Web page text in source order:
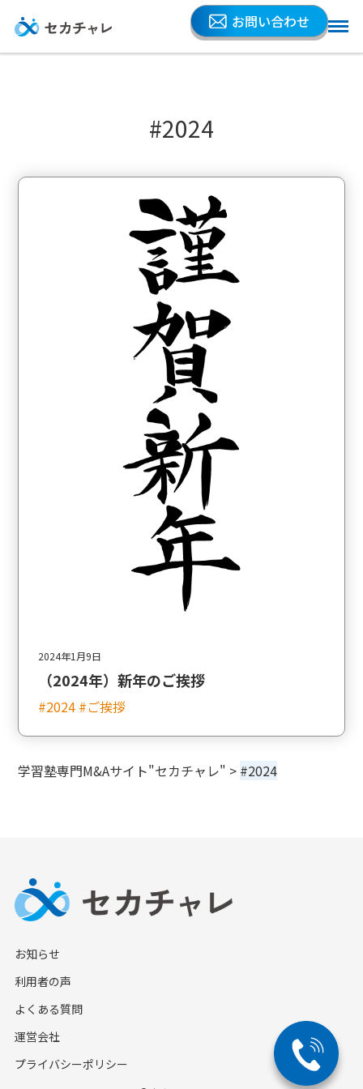
お問い合わせ
#2024
2024年1月9日
（2024年）新年のご挨拶
#2024 #ご挨拶
学習塾専門M&Aサイト"セカチャレ" > #2024
お知らせ
利用者の声
よくある質問
運営会社
プライバシーポリシー